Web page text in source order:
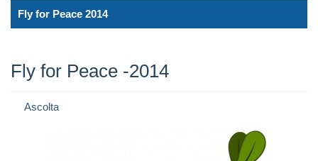
Fly for Peace 2014
Fly for Peace -2014
Ascolta